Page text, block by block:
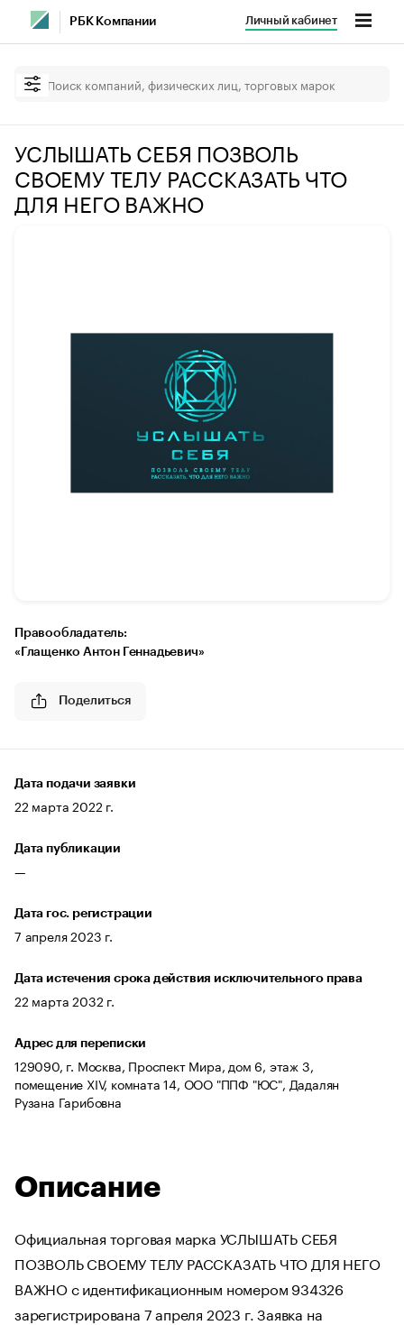
РБК Компании Личный кабинет
УСЛЫШАТЬ СЕБЯ ПОЗВОЛЬ
СВОЕМУ ТЕЛУ РАССКАЗАТЬ ЧТО
ДЛЯ НЕГО ВАЖНО
Правообладатель:
«Глащенко Антон Геннадьевич»
Поделиться
Дата подачи заявки
22 марта 2022 г.
Дата публикации
—
Дата гос. регистрации
7 апреля 2023 г.
Дата истечения срока действия исключительного права
22 марта 2032 г.
Адрес для переписки
129090, г. Москва, Проспект Мира, дом 6, этаж 3,
помещение XIV, комната 14, ООО "ППФ "ЮС", Дадалян
Рузана Гарибовна
Описание
Официальная торговая марка УСЛЫШАТЬ СЕБЯ
ПОЗВОЛЬ СВОЕМУ ТЕЛУ РАССКАЗАТЬ ЧТО ДЛЯ НЕГО
ВАЖНО с идентификационным номером 934326
зарегистрирована 7 апреля 2023 г. Заявка на